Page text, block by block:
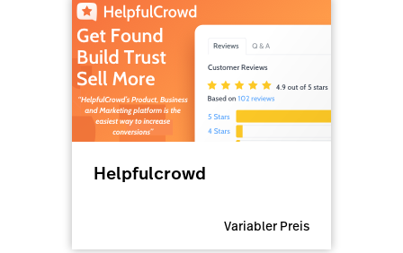
Helpfulcrowd
Variabler Preis